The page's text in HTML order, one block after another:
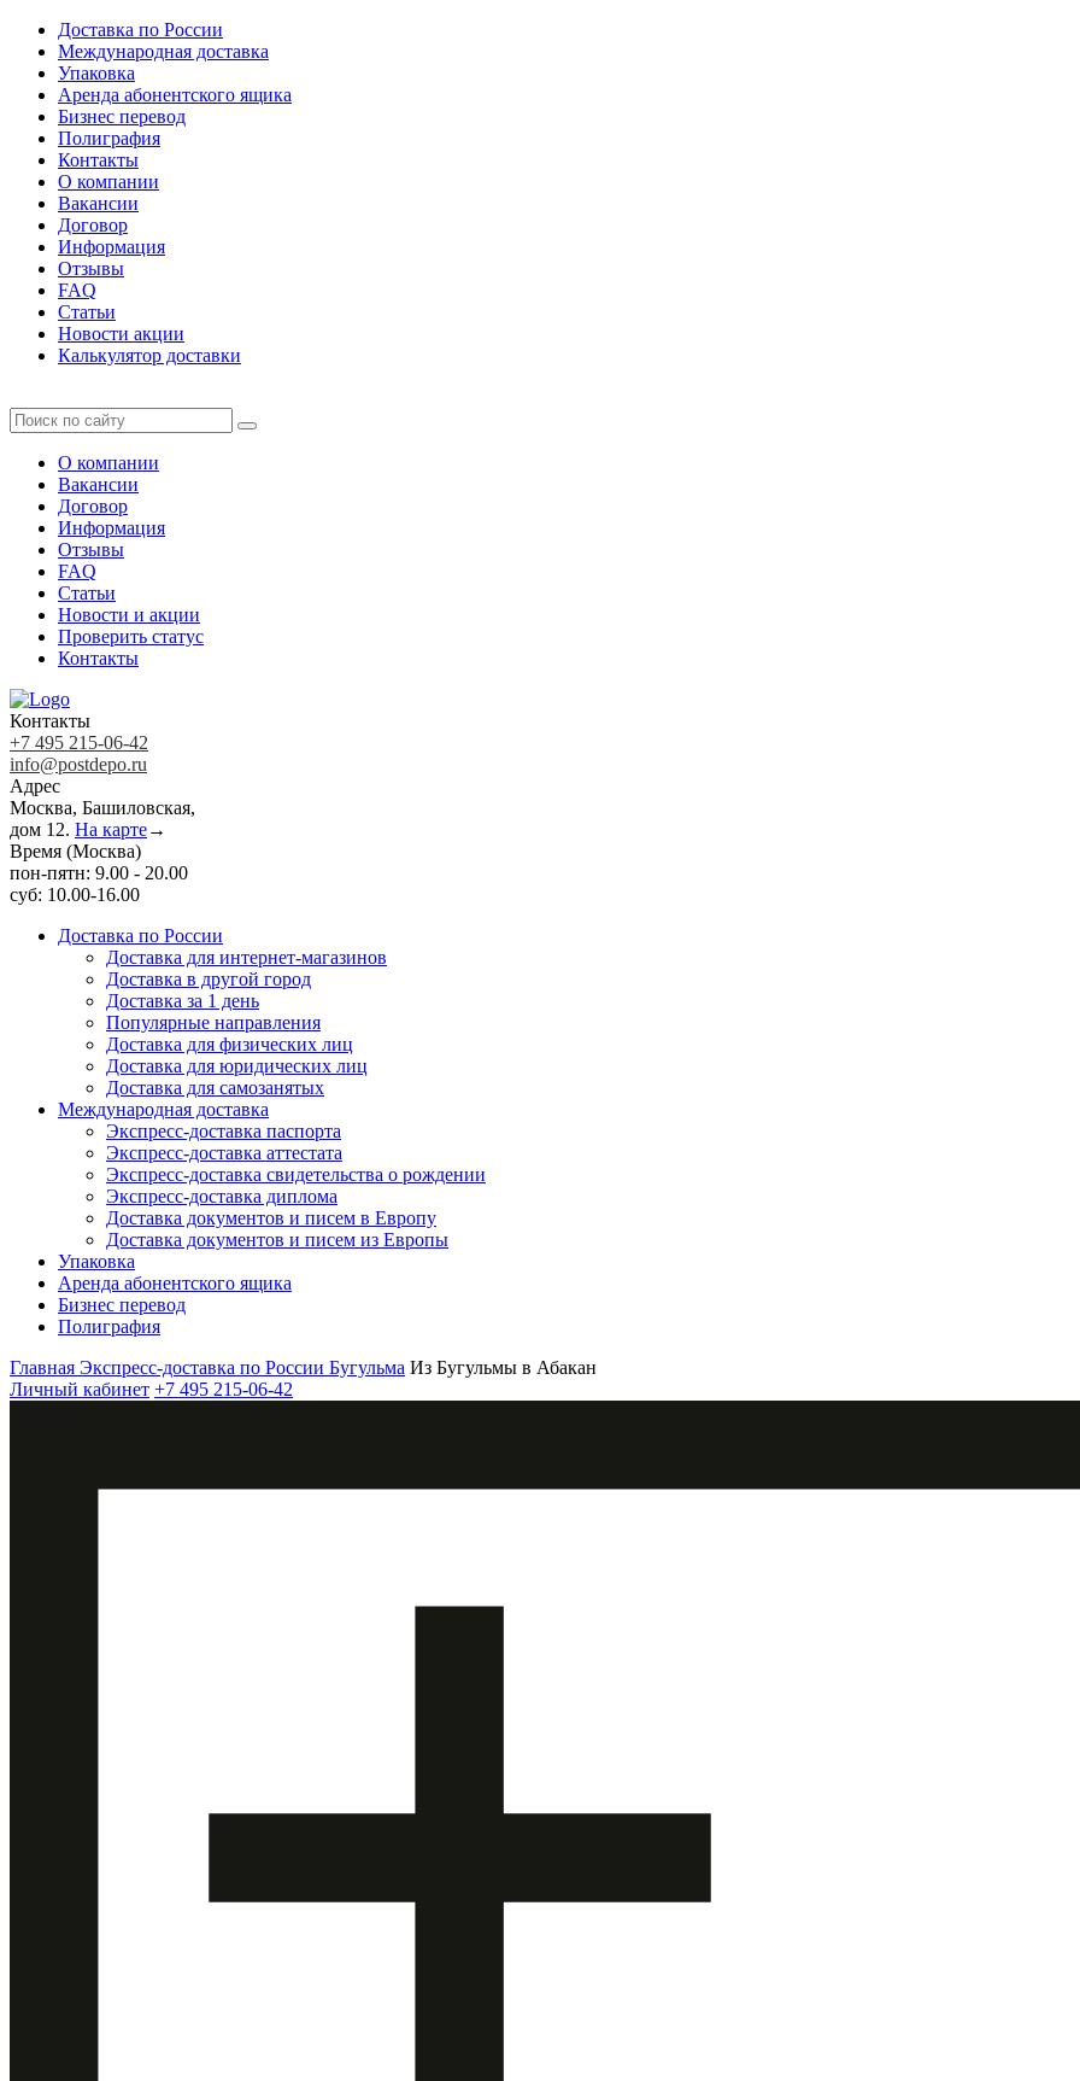
Доставка по России
Международная доставка
Упаковка
Аренда абонентского ящика
Бизнес перевод
Полиграфия
Контакты
О компании
Вакансии
Договор
Информация
Отзывы
FAQ
Статьи
Новости акции
Калькулятор доставки
О компании
Вакансии
Договор
Информация
Отзывы
FAQ
Статьи
Новости и акции
Проверить статус
Контакты
Контакты
+7 495 215-06-42
info@postdepo.ru
Адрес
Москва, Башиловская,
дом 12. На карте→
Время (Москва)
пон-пятн: 9.00 - 20.00
суб: 10.00-16.00
Доставка по России
Доставка для интернет-магазинов
Доставка в другой город
Доставка за 1 день
Популярные направления
Доставка для физических лиц
Доставка для юридических лиц
Доставка для самозанятых
Международная доставка
Экспресс-доставка паспорта
Экспресс-доставка аттестата
Экспресс-доставка свидетельства о рождении
Экспресс-доставка диплома
Доставка документов и писем в Европу
Доставка документов и писем из Европы
Упаковка
Аренда абонентского ящика
Бизнес перевод
Полиграфия
Главная Экспресс-доставка по России Бугульма Из Бугульмы в Абакан
Личный кабинет +7 495 215-06-42